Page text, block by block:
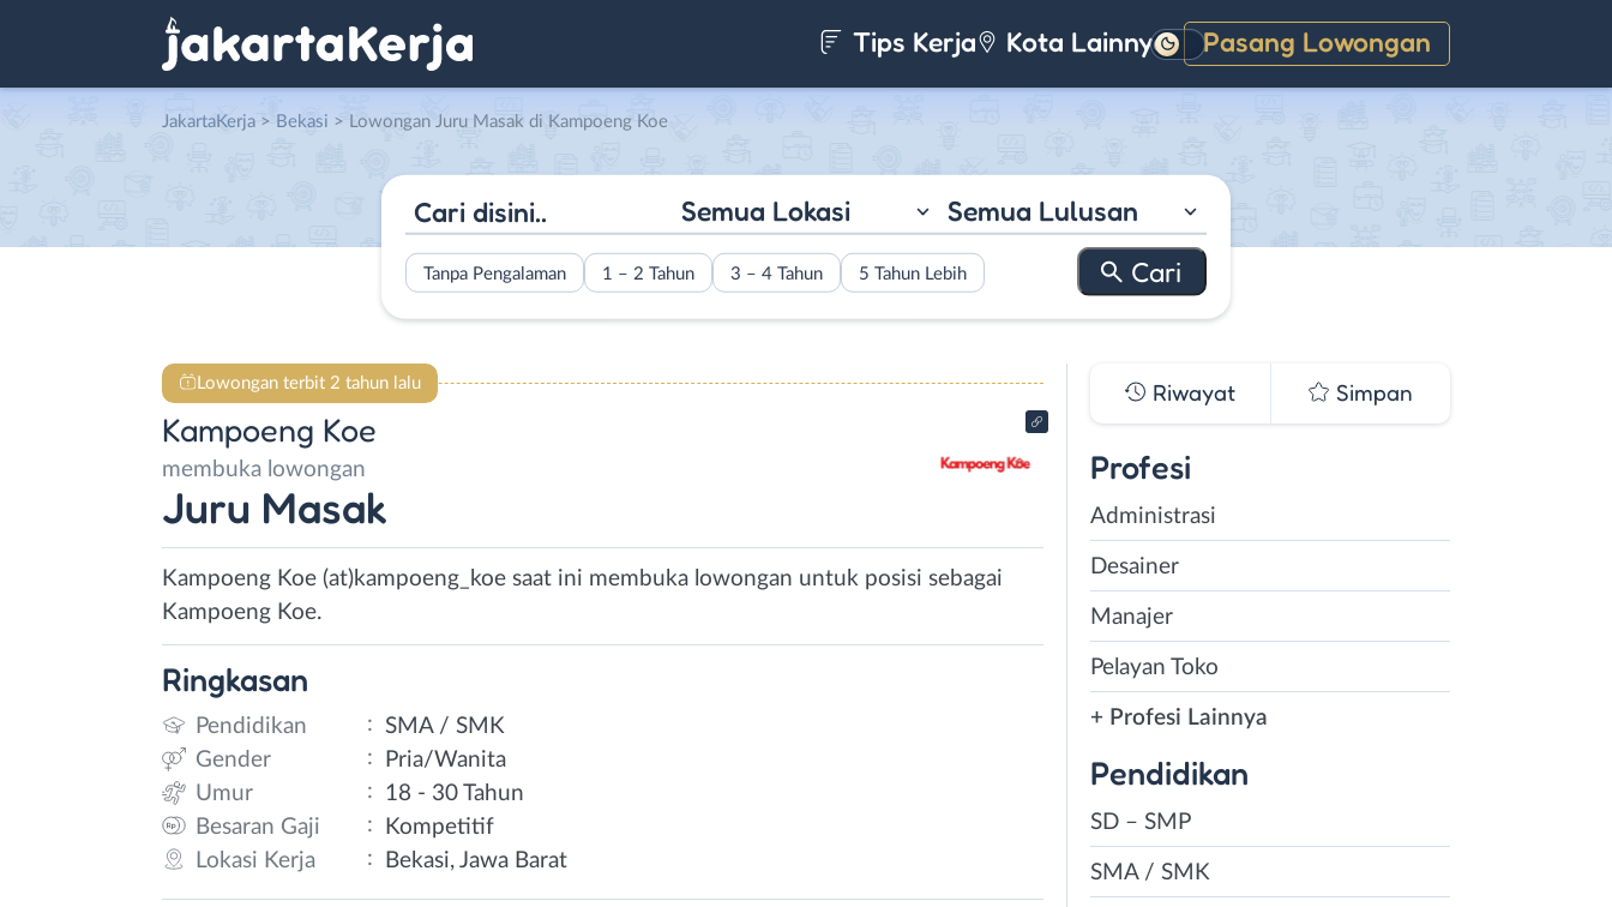
Tips Kerja Kota Lainnya Pasang Lowongan
Gelap
JakartaKerja > Bekasi > Lowongan Juru Masak di Kampoeng Koe
Semua Lokasi Semua Lulusan
Tanpa Pengalaman 1 – 2 Tahun 3 – 4 Tahun 5 Tahun Lebih
Lowongan terbit 2 tahun lalu
Kampoeng Koe
membuka lowongan
Juru Masak
Kampoeng Koe (at)kampoeng_koe saat ini membuka lowongan untuk posisi sebagai
Kampoeng Koe.
Ringkasan
Pendidikan : SMA / SMK
Gender
:
Pria/Wanita
Umur
:
18 - 30 Tahun
Besaran Gaji
:
Kompetitif
Lokasi Kerja
: Bekasi, Jawa Barat
Riwayat Simpan
Profesi
Administrasi
Desainer
Manajer
Pelayan Toko
+ Profesi Lainnya
Pendidikan
SD – SMP
SMA / SMK